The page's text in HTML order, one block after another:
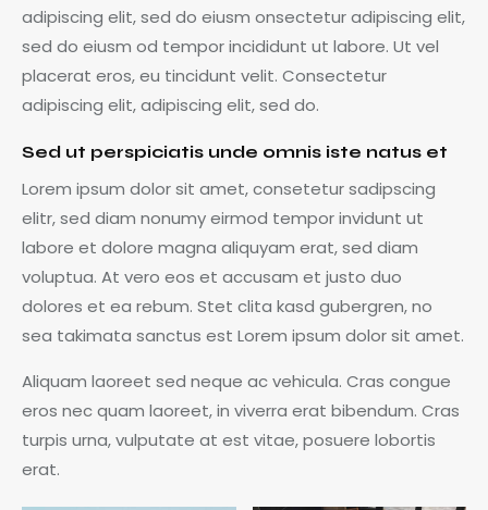
adipiscing elit, sed do eiusm onsectetur adipiscing elit,
sed do eiusm od tempor incididunt ut labore. Ut vel
placerat eros, eu tincidunt velit. Consectetur
adipiscing elit, adipiscing elit, sed do.
Sed ut perspiciatis unde omnis iste natus et
Lorem ipsum dolor sit amet, consetetur sadipscing
elitr, sed diam nonumy eirmod tempor invidunt ut
labore et dolore magna aliquyam erat, sed diam
voluptua. At vero eos et accusam et justo duo
dolores et ea rebum. Stet clita kasd gubergren, no
sea takimata sanctus est Lorem ipsum dolor sit amet.
Aliquam laoreet sed neque ac vehicula. Cras congue
eros nec quam laoreet, in viverra erat bibendum. Cras
turpis urna, vulputate at est vitae, posuere lobortis
erat.